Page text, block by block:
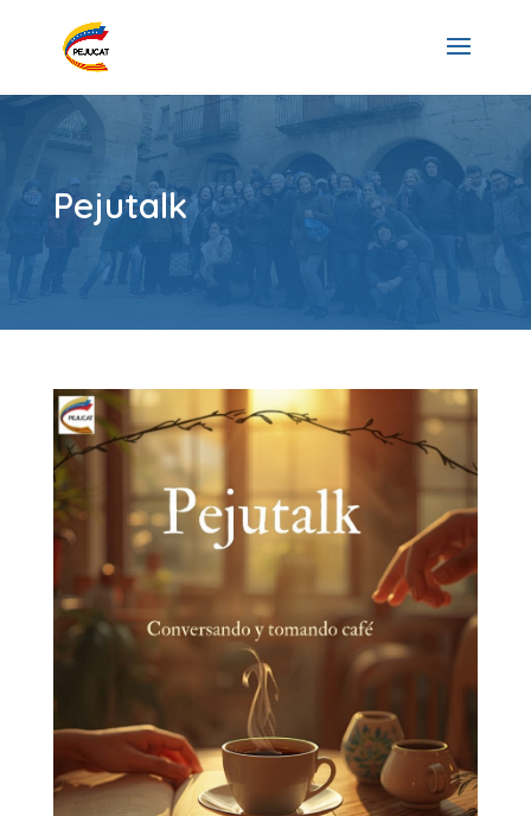
Pejutalk